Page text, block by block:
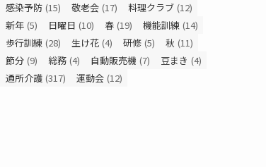
感染予防 (15) 敬老会 (17) 料理クラブ (12)
新年 (5) 日曜日 (10) 春 (19) 機能訓練 (14)
歩行訓練 (28) 生け花 (4) 研修 (5) 秋 (11)
節分 (9) 総務 (4) 自動販売機 (7) 豆まき (4)
通所介護 (317) 運動会 (12)